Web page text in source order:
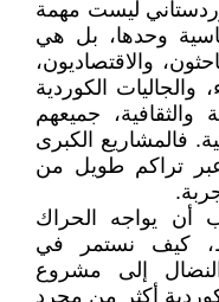
ليست مهمة
وحدها، بل هي
والاقتصاديون،
والجاليات الكوردية
والثقافية، جميعهم
فالمشاريع الكبرى
تراكم طويل من
أن يواجه الحراك
كيف نستمر في
إلى مشروع
أكثر من مجرد